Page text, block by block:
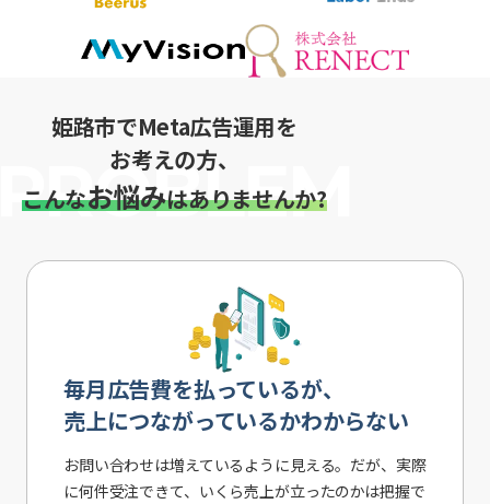
姫路市でMeta広告運用を
お考えの方、
こんなお悩みはありませんか?
毎月広告費を払っているが、
売上につながっているかわからない
お問い合わせは増えているように見える。だが、実際
に何件受注できて、いくら売上が立ったのかは把握で